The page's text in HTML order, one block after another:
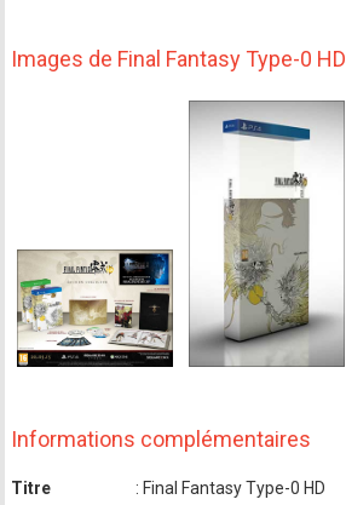
Images de Final Fantasy Type-0 HD
Informations complémentaires
Titre
: Final Fantasy Type-0 HD